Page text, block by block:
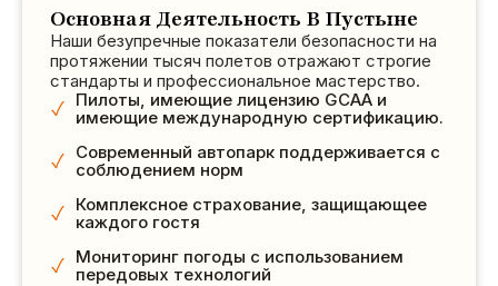
доберетесь до
дюн, это было
ДИКОЕ!!!! Никакое
видео или
не оправдают
Невероятный
семьей, и я не
Основная Деятельность В Пустыне
Наши безупречные показатели безопасности на
протяжении тысяч полетов отражают строгие
стандарты и профессиональное мастерство.
Пилоты, имеющие лицензию GCAA и
имеющие международную сертификацию.
Современный автопарк поддерживается с
соблюдением норм
Комплексное страхование, защищающее
каждого гостя
Мониторинг погоды с использованием
передовых технологий